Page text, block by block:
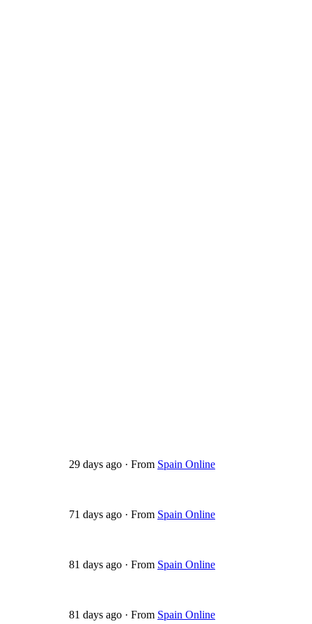
29 days ago · From Spain Online
71 days ago · From Spain Online
81 days ago · From Spain Online
81 days ago · From Spain Online